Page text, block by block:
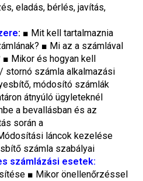
eladás, bérlés, javítás,
: ■ Mit kell tartalmaznia
■ Mi az a számlával
Mikor és hogyan kell
stornó számla alkalmazási
módosító számlák
átnyúló ügyleteknél
a bevallásban és az
során a
láncok kezelése
számla szabályai
számlázási esetek:
■ Mikor önellenőrzéssel